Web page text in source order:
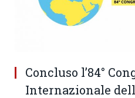
Concluso l’84°
Internazionale